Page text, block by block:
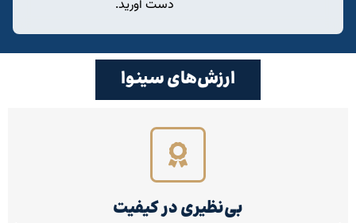
دست آورید.
ارزش‌های سینوا
بی‌نظیری در کیفیت